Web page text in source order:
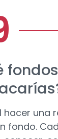
fondos
hacer una
fondo.